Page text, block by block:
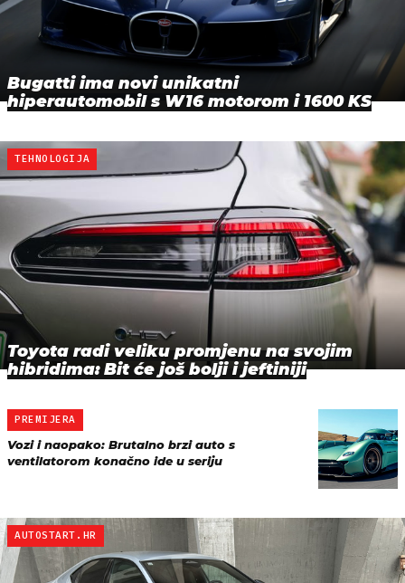
Bugatti ima novi unikatni
hiperautomobil s W16 motorom i 1600 KS
TEHNOLOGIJA
Toyota radi veliku promjenu na svojim
hibridima: Bit će još bolji i jeftiniji
PREMIJERA
Vozi i naopako: Brutalno brzi auto s
ventilatorom konačno ide u seriju
AUTOSTART.HR